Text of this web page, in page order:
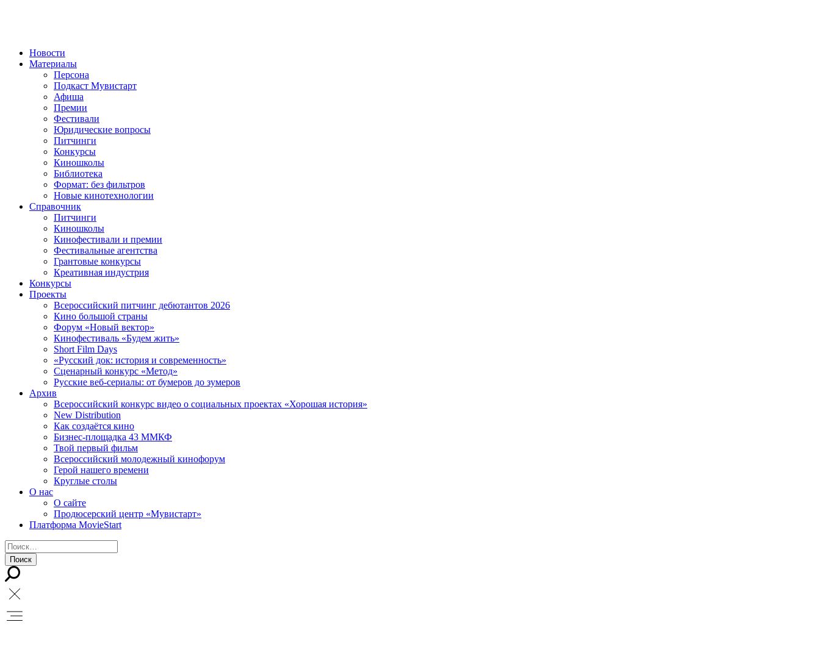
Новости
Материалы
Персона
Подкаст Мувистарт
Афиша
Премии
Фестивали
Юридические вопросы
Питчинги
Конкурсы
Киношколы
Библиотека
Формат: без фильтров
Новые кинотехнологии
Справочник
Питчинги
Киношколы
Кинофестивали и премии
Фестивальные агентства
Грантовые конкурсы
Креативная индустрия
Конкурсы
Проекты
Всероссийский питчинг дебютантов 2026
Кино большой страны
Форум «Новый вектор»
Кинофестиваль «Будем жить»
Short Film Days
«Русский док: история и современность»
Сценарный конкурс «Метод»
Русские веб-сериалы: от бумеров до зумеров
Архив
Всероссийский конкурс видео о социальных проектах «Хорошая история»
New Distribution
Как создаётся кино
Бизнес-площадка 43 ММКФ
Твой первый фильм
Всероссийский молодежный кинофорум
Герой нашего времени
Круглые столы
О нас
О сайте
Продюсерский центр «Мувистарт»
Платформа MovieStart